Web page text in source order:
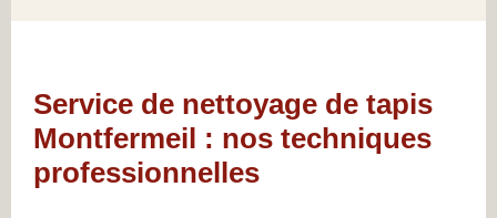
Service de nettoyage de tapis
Montfermeil : nos techniques
professionnelles